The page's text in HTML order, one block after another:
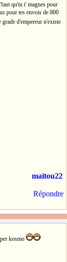
qu'tu t' magnes pour
pour tes envois de 800
d'empereur n'existe
maïtou22
Répondre
kosmo